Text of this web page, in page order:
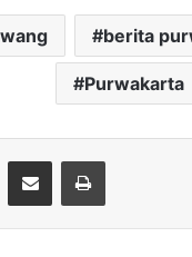
berita
Purwakarta
Share via Email Print